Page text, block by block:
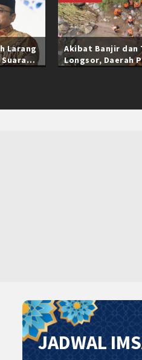
Larang
Akibat Banjir dan
Longsor, Daerah
JADWAL